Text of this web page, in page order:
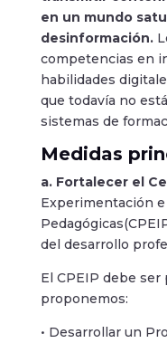
en un mundo
desinformación.
competencias en
habilidades
que todavía no
sistemas de
Medidas
a. Fortalecer el
Experimentación
del desarrollo
El CPEIP debe ser
proponemos:
• Desarrollar un